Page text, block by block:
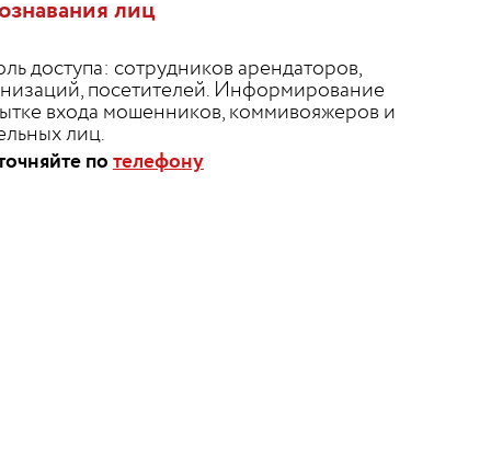
лиц
доступа: сотрудников арендаторов,
посетителей. Информирование
входа мошенников, коммивояжеров и
лиц.
потелефону